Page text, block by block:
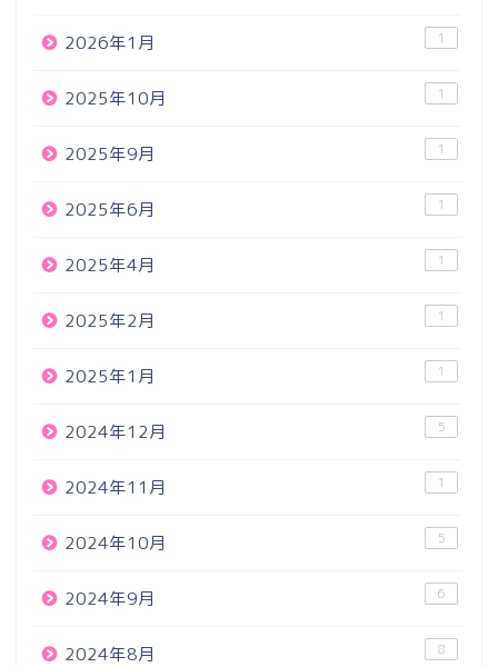
2026年1月 1
2025年10月 1
2025年9月 1
2025年6月 1
2025年4月 1
2025年2月 1
2025年1月 1
2024年12月 5
2024年11月 1
2024年10月 5
2024年9月 6
2024年8月 8